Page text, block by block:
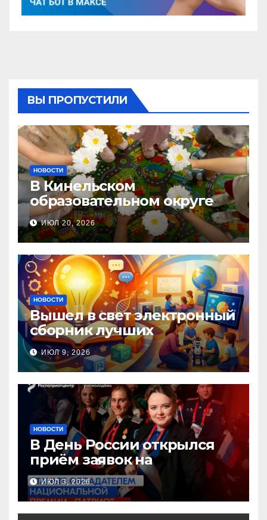
ВЫ ПРОПУСТИЛИ
НОВОСТИ
В Кинельском
образовательном округе
прошла Неделя правовой
помощи, посвящённая Дню
семьи, любви и верности
ИЮЛ 20, 2026
НОВОСТИ
Вышел в свет электронный
сборник лучших
инновационных практик
педагогов дошкольного
образования!
ИЮЛ 9, 2026
НОВОСТИ
В День России открылся
приём заявок на
Национальную премию
«Патриот»
ИЮЛ 3, 2026